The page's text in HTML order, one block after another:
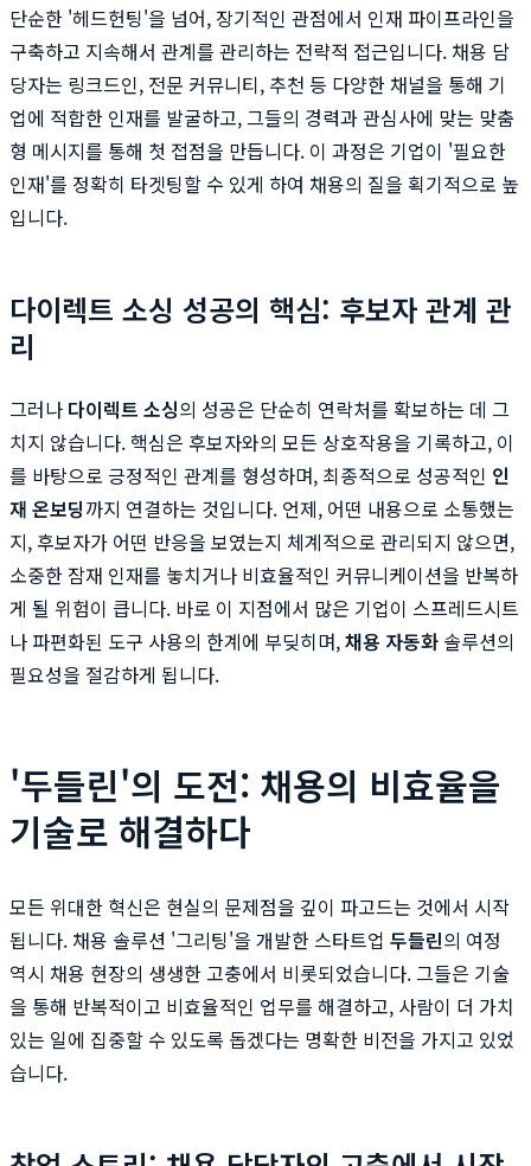
단순한 '헤드헌팅'을 넘어, 장기적인 관점에서 인재 파이프라인을
구축하고 지속해서 관계를 관리하는 전략적 접근입니다. 채용 담
당자는 링크드인, 전문 커뮤니티, 추천 등 다양한 채널을 통해 기
업에 적합한 인재를 발굴하고, 그들의 경력과 관심사에 맞는 맞춤
형 메시지를 통해 첫 접점을 만듭니다. 이 과정은 기업이 '필요한
인재'를 정확히 타겟팅할 수 있게 하여 채용의 질을 획기적으로 높
입니다.
다이렉트 소싱 성공의 핵심: 후보자 관계 관
리
그러나 다이렉트 소싱의 성공은 단순히 연락처를 확보하는 데 그
치지 않습니다. 핵심은 후보자와의 모든 상호작용을 기록하고, 이
를 바탕으로 긍정적인 관계를 형성하며, 최종적으로 성공적인 인
재 온보딩까지 연결하는 것입니다. 언제, 어떤 내용으로 소통했는
지, 후보자가 어떤 반응을 보였는지 체계적으로 관리되지 않으면,
소중한 잠재 인재를 놓치거나 비효율적인 커뮤니케이션을 반복하
게 될 위험이 큽니다. 바로 이 지점에서 많은 기업이 스프레드시트
나 파편화된 도구 사용의 한계에 부딪히며,채용 자동화 솔루션의
필요성을 절감하게 됩니다.
'두들린'의 도전: 채용의 비효율을
기술로 해결하다
모든 위대한 혁신은 현실의 문제점을 깊이 파고드는 것에서 시작
됩니다. 채용 솔루션 '그리팅'을 개발한 스타트업 두들린의 여정
역시 채용 현장의 생생한 고충에서 비롯되었습니다. 그들은 기술
을 통해 반복적이고 비효율적인 업무를 해결하고, 사람이 더 가치
있는 일에 집중할 수 있도록 돕겠다는 명확한 비전을 가지고 있었
습니다.